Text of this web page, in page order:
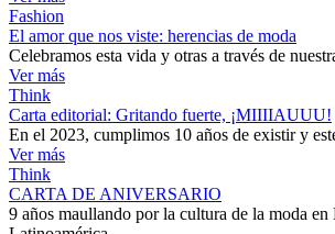
Fashion
El amor que nos viste: herencias de moda
Celebramos esta vida y otras a través de
Ver más
Think
Carta editorial: Gritando fuerte, ¡MIIIIAUUU!
En el 2023, cumplimos 10 años de existir y
Ver más
Think
CARTA DE ANIVERSARIO
9 años maullando por la cultura de la moda